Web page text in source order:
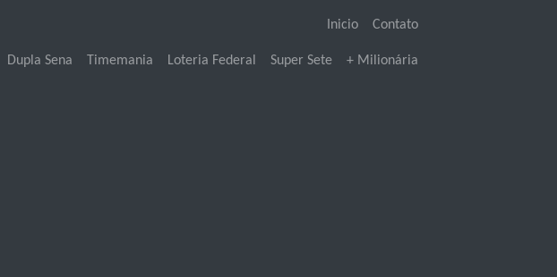
Inicio Contato
Dupla Sena Timemania Loteria Federal Super Sete + Milionária